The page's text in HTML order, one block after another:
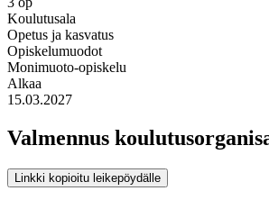
Koulutusala
Opetus ja kasvatus
Opiskelumuodot
Monimuoto-opiskelu
Alkaa
15.03.2027
Valmennus
Linkki kopioitu leikepöydälle